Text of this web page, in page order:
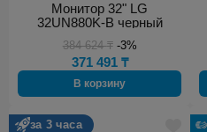
Монитор 32" LG
32UN880K-B черный
384 624₸ -3%
371 491 ₸
В корзину
за 3 часа